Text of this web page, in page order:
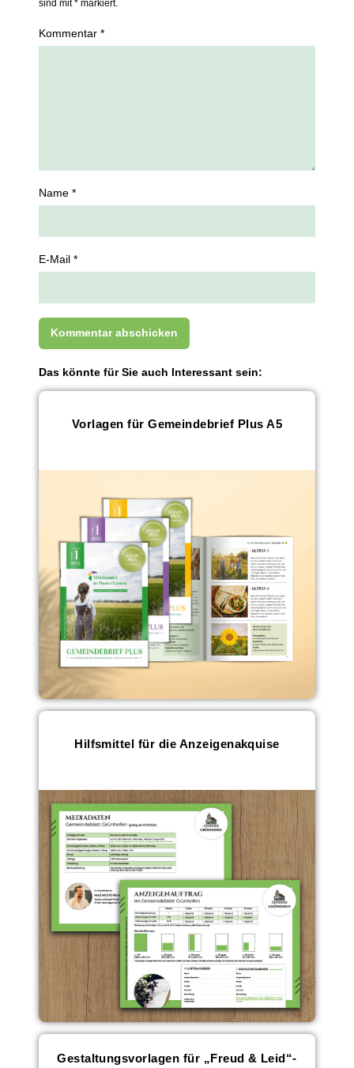
sind mit * markiert.
Kommentar *
Name *
E-Mail *
Das könnte für Sie auch Interessant sein:
Vorlagen für Gemeindebrief Plus A5
Hilfsmittel für die Anzeigenakquise
Gestaltungsvorlagen für „Freud & Leid“-